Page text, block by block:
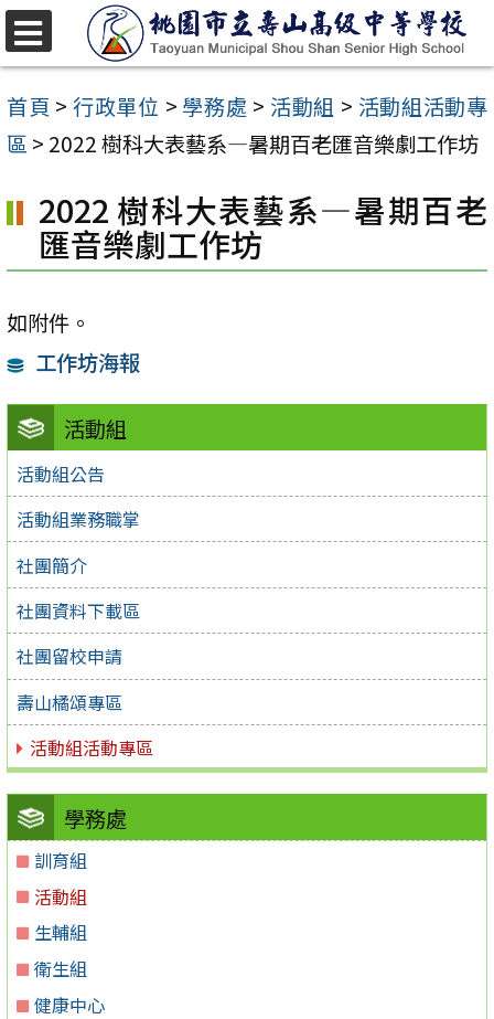
跳
至
主
要
容
首頁 > 行政單位 > 學務處 > 活動組 > 活動組活動專
區> 2022 樹科大表藝系—暑期百老匯音樂劇工作坊
活動組
活動組公告
活動組業務職掌
社團簡介
社團資料下載區
社團留校申請
壽山橘頌專區
活動組活動專區
學務處
訓育組
活動組
生輔組
衛生組
健康中心
2022 樹科大表藝系—暑期百老
匯音樂劇工作坊
如附件。
工作坊海報
選
單